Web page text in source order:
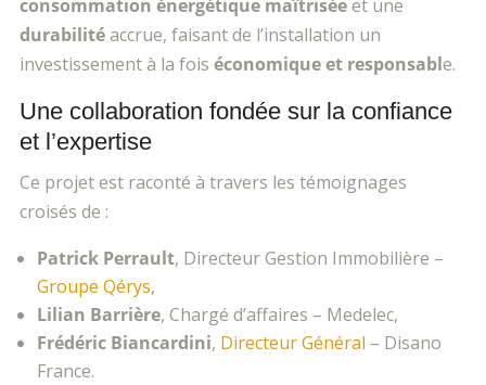
consommation énergétique maîtriséeet une
durabilitéaccrue, faisant de l’installation un
investissement à la fois économique et responsable.
Une collaboration fondée sur la confiance
et l’expertise
Ce projet est raconté à travers les témoignages
croisés de :
Patrick Perrault, Directeur Gestion Immobilière –
Groupe Qérys,
Lilian Barrière, Chargé d’affaires – Medelec,
Frédéric Biancardini, Directeur Général – Disano
France.